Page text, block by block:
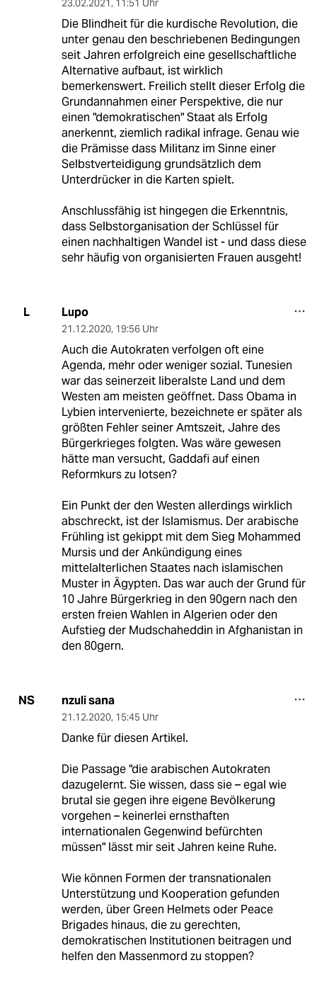
23.02.2021 , 11:51 Uhr
Die Blindheit für die kurdische Revolution, die
unter genau den beschriebenen Bedingungen
seit Jahren erfolgreich eine gesellschaftliche
Alternative aufbaut, ist wirklich
bemerkenswert. Freilich stellt dieser Erfolg die
Grundannahmen einer Perspektive, die nur
einen "demokratischen" Staat als Erfolg
anerkennt, ziemlich radikal infrage. Genau wie
die Prämisse dass Militanz im Sinne einer
Selbstverteidigung grundsätzlich dem
Unterdrücker in die Karten spielt.
Anschlussfähig ist hingegen die Erkenntnis,
dass Selbstorganisation der Schlüssel für
einen nachhaltigen Wandel ist - und dass diese
sehr häufig von organisierten Frauen ausgeht!
L Lupo
21.12.2020, 19:56 Uhr
Auch die Autokraten verfolgen oft eine
Agenda, mehr oder weniger sozial. Tunesien
war das seinerzeit liberalste Land und dem
Westen am meisten geöffnet. Dass Obama in
Lybien intervenierte, bezeichnete er später als
größten Fehler seiner Amtszeit, Jahre des
Bürgerkrieges folgten. Was wäre gewesen
hätte man versucht, Gaddafi auf einen
Reformkurs zu lotsen?
Ein Punkt der den Westen allerdings wirklich
abschreckt, ist der Islamismus. Der arabische
Frühling ist gekippt mit dem Sieg Mohammed
Mursis und der Ankündigung eines
mittelalterlichen Staates nach islamischen
Muster in Ägypten. Das war auch der Grund für
10 Jahre Bürgerkrieg in den 90gern nach den
ersten freien Wahlen in Algerien oder den
Aufstieg der Mudschaheddin in Afghanistan in
den 80gern.
NS nzuli sana
21.12.2020, 15:45 Uhr
Danke für diesen Artikel.
Die Passage "die arabischen Autokraten
dazugelernt. Sie wissen, dass sie – egal wie
brutal sie gegen ihre eigene Bevölkerung
vorgehen – keinerlei ernsthaften
internationalen Gegenwind befürchten
müssen" lässt mir seit Jahren keine Ruhe.
Wie können Formen der transnationalen
Unterstützung und Kooperation gefunden
werden, über Green Helmets oder Peace
Brigades hinaus, die zu gerechten,
demokratischen Institutionen beitragen und
helfen den Massenmord zu stoppen?